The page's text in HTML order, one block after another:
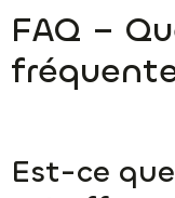
FAQ –
Est-ce